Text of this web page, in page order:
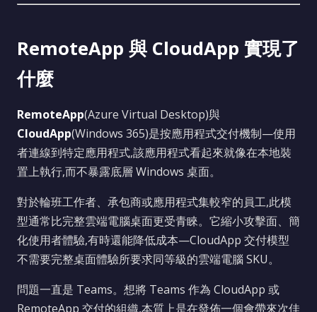
RemoteApp 與 CloudApp 實現了
什麼
RemoteApp(Azure Virtual Desktop)與
CloudApp(Windows 365)是按應用程式交付機制—使用
者連線到特定應用程式,該應用程式看起來就像在本地裝
置上執行,而不暴露底層 Windows 桌面。
對於輪班工作者、承包商或應用程式集較窄的員工,此模
型通常比完整雲端電腦桌面更受青睞。它縮小攻擊面、簡
化使用者體驗,有時還能降低成本—CloudApp 交付模型
不需要完整桌面體驗所要求同等級的雲端電腦 SKU。
問題一直是 Teams。想將 Teams 作為 CloudApp 或
RemoteApp 交付的組織,本質上是在發佈一個會帶來次佳